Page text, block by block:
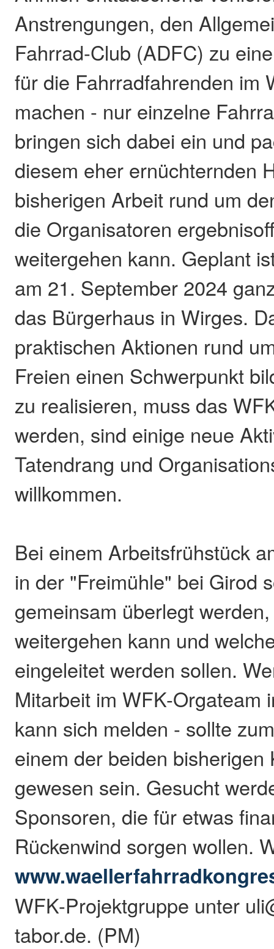
Anstrengungen, den
Fahrrad-Club (ADFC) zu
für die Fahrradfahrenden im
machen - nur einzelne
bringen sich dabei ein und
diesem eher ernüchternden
bisherigen Arbeit rund um
die Organisatoren
weitergehen kann. Geplant
am 21. September 2024
das Bürgerhaus in Wirges.
praktischen Aktionen rund
Freien einen Schwerpunkt
zu realisieren, muss das
werden, sind einige neue
Tatendrang und
willkommen.
Bei einem Arbeitsfrühstück
in der "Freimühle" bei Girod
gemeinsam überlegt
weitergehen kann und
eingeleitet werden sollen.
Mitarbeit im WFK-Orgateam
kann sich melden - sollte
einem der beiden bisherigen
gewesen sein. Gesucht
Sponsoren, die für etwas
Rückenwind sorgen wollen.
WFK-Projektgruppe unter
tabor.de. (PM)